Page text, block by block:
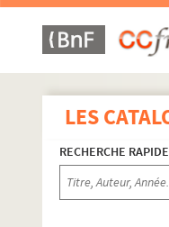
LES
RECHERCHE RAPIDE